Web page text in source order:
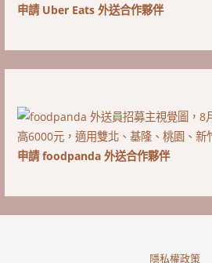
申請 Uber Eats 外送合作夥伴
申請 foodpanda 外送合作夥伴
隱私權政策